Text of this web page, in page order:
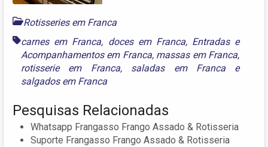
Rotisseries em Franca
carnes em Franca, doces em Franca, Entradas e
Acompanhamentos em Franca, massas em Franca,
rotisserie em Franca, saladas em Franca e
salgados em Franca
Pesquisas Relacionadas
Whatsapp Frangasso Frango Assado & Rotisseria
Suporte Frangasso Frango Assado & Rotisseria